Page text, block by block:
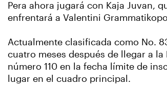
Pera ahora jugará con Kaja Juvan,
enfrentará a Valentini
Actualmente clasificada como No.
cuatro meses después de llegar a
número 110 en la fecha límite de
lugar en el cuadro principal.